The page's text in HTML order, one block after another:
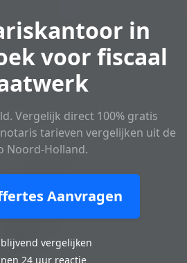
in
voor fiscaal
Vergelijk direct 100% gratis
tarieven vergelijken uit de
Noord-Holland.
Aanvragen
vergelijken
24 uur reactie